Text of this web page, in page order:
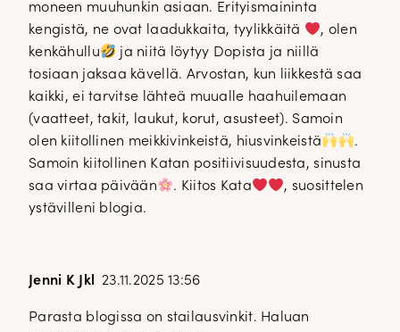
moneen muuhunkin asiaan. Erityismaininta
kengistä, ne ovat laadukkaita, tyylikkäitä
, olen
kenkähullu
ja niitä löytyy Dopista ja niillä
tosiaan jaksaa kävellä. Arvostan, kun liikkestä saa
kaikki, ei tarvitse lähteä muualle haahuilemaan
(vaatteet, takit, laukut, korut, asusteet). Samoin
olen kiitollinen meikkivinkeistä, hiusvinkeistä
.
Samoin kiitollinen Katan positiivisuudesta, sinusta
saa virtaa päivään
. Kiitos Kata
, suosittelen
ystävilleni blogia.
Jenni K Jkl 23.11.2025 13:56
Parasta blogissa on stailausvinkit. Haluan